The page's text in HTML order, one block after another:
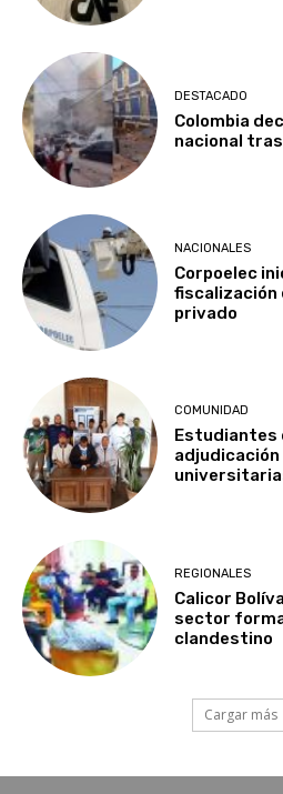
DESTACADO
Colombia
nacional
NACIONALES
Corpoelec
privado
COMUNIDAD
Estudiantes
REGIONALES
Calicor
sector
clandestino
Cargar más